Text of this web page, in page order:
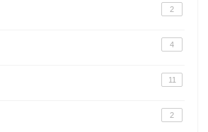
2
4
11
2